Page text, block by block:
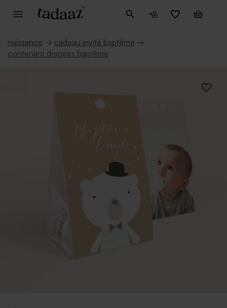
naissance → cadeau invité baptême →
contenant dragées baptême